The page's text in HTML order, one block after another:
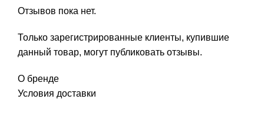
Отзывов пока нет.
Только зарегистрированные клиенты, купившие
данный товар, могут публиковать отзывы.
О бренде
Условия доставки